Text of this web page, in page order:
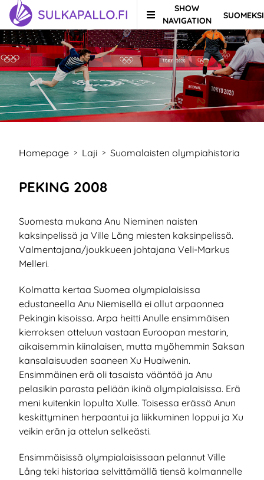
Skip to content
TO HOMEPAGE
SHOW
NAVIGATION
SUOMEKSI
Homepage > Laji > Suomalaisten olympiahistoria
PEKING 2008
Suomesta mukana Anu Nieminen naisten
kaksinpelissä ja Ville Lång miesten kaksinpelissä.
Valmentajana/joukkueen johtajana Veli-Markus
Melleri.
Kolmatta kertaa Suomea olympialaisissa
edustaneella Anu Niemisellä ei ollut arpaonnea
Pekingin kisoissa. Arpa heitti Anulle ensimmäisen
kierroksen otteluun vastaan Euroopan mestarin,
aikaisemmin kiinalaisen, mutta myöhemmin Saksan
kansalaisuuden saaneen Xu Huaiwenin.
Ensimmäinen erä oli tasaista vääntöä ja Anu
pelasikin parasta peliään ikinä olympialaisissa. Erä
meni kuitenkin lopulta Xulle. Toisessa erässä Anun
keskittyminen herpaantui ja liikkuminen loppui ja Xu
veikin erän ja ottelun selkeästi.
Ensimmäisissä olympialaisissaan pelannut Ville
Lång teki historiaa selvittämällä tiensä kolmannelle